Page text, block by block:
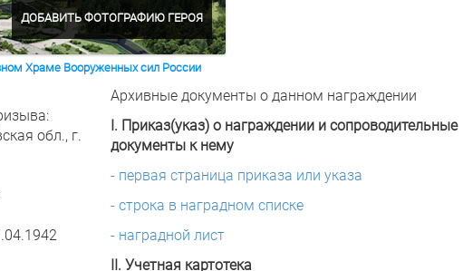
ДОБАВИТЬ ФОТОГРАФИЮ ГЕРОЯ
Храме Вооруженных сил России
обл., г.
Архивные документы о данном награждении
I. Приказ(указ) о награждении и сопроводительные
документы к нему
- первая страница приказа или указа
- строка в наградном списке
- наградной лист
II. Учетная картотека